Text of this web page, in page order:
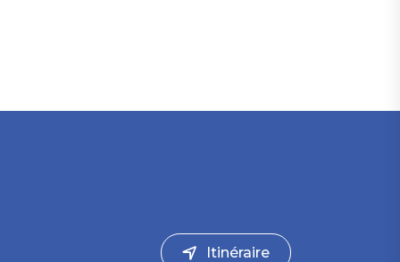
Itinéraire